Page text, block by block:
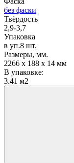
без фаски
Твёрдость
2,9-3,7
Упаковка
в уп.8 шт.
Размеры, мм.
2266 х 188 х 14 мм
В упаковке:
3.41 м2